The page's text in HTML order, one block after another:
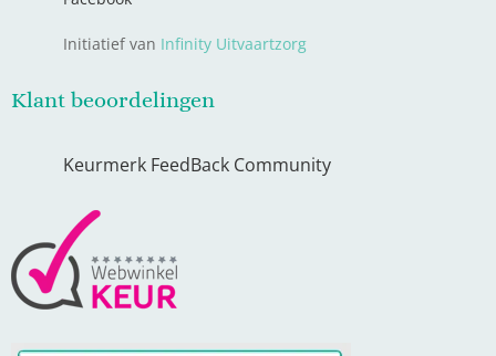
Initiatief van Infinity Uitvaartzorg
Klant beoordelingen
Keurmerk FeedBack Community